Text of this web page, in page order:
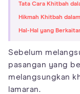
Tata Cara Khitbah
Hikmah Khitbah
Hal-Hal yang
Sebelum
pasangan yang
melangsungkan
lamaran.